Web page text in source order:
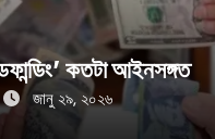
কতটা আইনসঙ্গত
জানু ২৯, ২০২৬